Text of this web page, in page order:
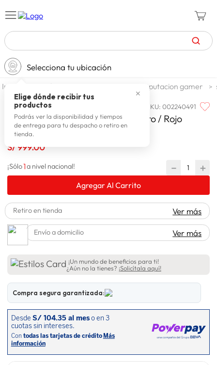
TÉRMINOS MÁS BUSCADOS
1.
2. celulares
3. zapatillas hombre
4. moda
7. laptop
8. terrex
9. spiderman
10 lavadora
Selecciona tu ubicación
✕
Elige dónde recibir tus
productos
Podrás ver la disponibilidad y tiempos
de entrega para tu despacho o retiro en
tienda.
tecnologia computacion gamer
FAMILIA SKU:002240491
Familia Silla Gamer Menphis Negro / Rojo
S/ 999.00
¡Sólo1a nivel nacional! ＋
－
Agregar Al Carrito
Retiro en tienda Ver más
Envío a domicilio Ver más
¡Un mundo de beneficios para ti!
¿Aún no la tienes? ¡Solicítala aquí!
Compra segura garantizada: